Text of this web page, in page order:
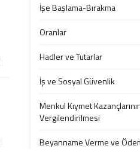
İşe Başlama-Bırakma
Oranlar
Hadler ve Tutarlar
İş ve Sosyal Güvenlik
Menkul Kıymet
Vergilendirilmesi
Beyanname Verme ve